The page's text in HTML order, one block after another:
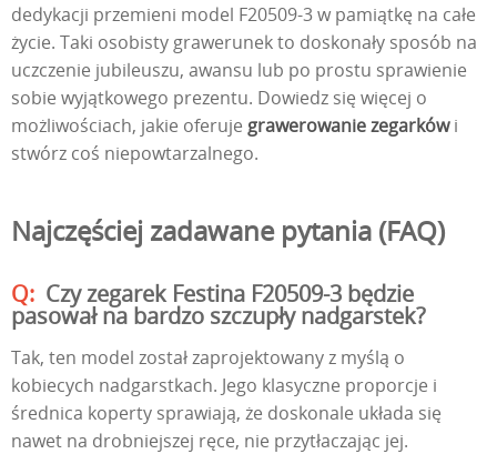
dedykacji przemieni model F20509-3 w pamiątkę na całe
życie. Taki osobisty grawerunek to doskonały sposób na
uczczenie jubileuszu, awansu lub po prostu sprawienie
sobie wyjątkowego prezentu. Dowiedz się więcej o
możliwościach, jakie oferuje grawerowanie zegarkówi
stwórz coś niepowtarzalnego.
Najczęściej zadawane pytania (FAQ)
Czy zegarek Festina F20509-3 będzie
pasował na bardzo szczupły nadgarstek?
Tak, ten model został zaprojektowany z myślą o
kobiecych nadgarstkach. Jego klasyczne proporcje i
średnica koperty sprawiają, że doskonale układa się
nawet na drobniejszej ręce, nie przytłaczając jej.